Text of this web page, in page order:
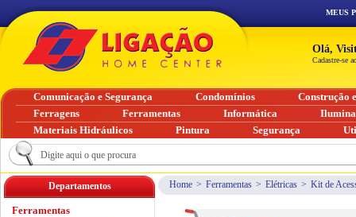
Home > Ferramentas > Elétricas > Kit de
Departamentos
Ferramentas
MEUS
Olá,
Cadastre-se
Comunicação e Segurança Condomínios
Construção
Ferragens
Ferramentas Informática
Materiais Hidráulicos
Pintura Segurança